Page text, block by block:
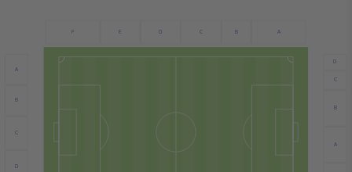
A
B
C
D
E
F
A
B
C
D
A
B
C
D